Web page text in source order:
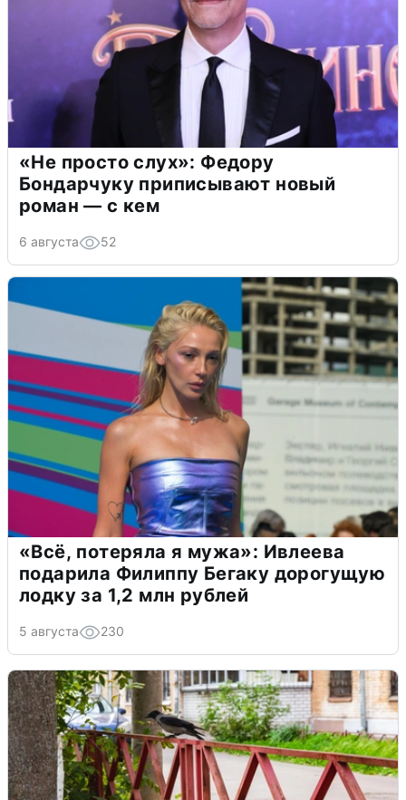
«Не просто слух»: Федору
Бондарчуку приписывают новый
роман — с кем
6 августа 52
«Всё, потеряла я мужа»: Ивлеева
подарила Филиппу Бегаку дорогущую
лодку за 1,2 млн рублей
5 августа 230